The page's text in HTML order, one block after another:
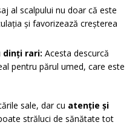
al scalpului nu doar că este
și favorizează creșterea
dinți rari: Acesta descurcă
pentru părul umed, care este
sale, dar cu atenție și
străluci de sănătate tot